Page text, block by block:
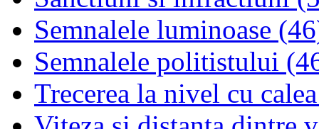
Semnalele luminoase
Semnalele politistului
Trecerea la nivel cu